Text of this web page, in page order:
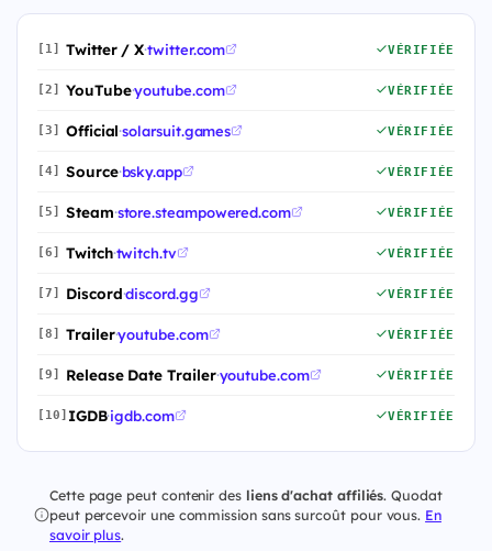
[1] Twitter / X·twitter.com VÉRIFIÉE
[2] YouTube·youtube.com VÉRIFIÉE
[3] Official·solarsuit.games VÉRIFIÉE
[4] Source·bsky.app VÉRIFIÉE
[5] Steam·store.steampowered.com VÉRIFIÉE
[6] Twitch·twitch.tv VÉRIFIÉE
[7] Discord·discord.gg VÉRIFIÉE
[8] Trailer·youtube.com VÉRIFIÉE
[9] Release Date Trailer·youtube.com VÉRIFIÉE
[10] IGDB·igdb.com VÉRIFIÉE
Cette page peut contenir des liens d'achat affiliés. Quodat
peut percevoir une commission sans surcoût pour vous. En
savoir plus.